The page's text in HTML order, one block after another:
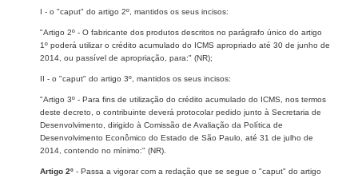
I - o "caput" do artigo 2º, mantidos os seus incisos:
"Artigo 2º - O fabricante dos produtos descritos no parágrafo único do artigo
1º poderá utilizar o crédito acumulado do ICMS apropriado até 30 de junho de
2014, ou passível de apropriação, para:" (NR);
II - o "caput" do artigo 3º, mantidos os seus incisos:
"Artigo 3º - Para fins de utilização do crédito acumulado do ICMS, nos termos
deste decreto, o contribuinte deverá protocolar pedido junto à Secretaria de
Desenvolvimento, dirigido à Comissão de Avaliação da Política de
Desenvolvimento Econômico do Estado de São Paulo, até 31 de julho de
2014, contendo no mínimo:" (NR).
Artigo 2º - Passa a vigorar com a redação que se segue o "caput" do artigo